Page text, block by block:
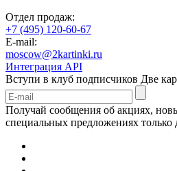
Отдел продаж:
+7 (495) 120-60-67
E-mail:
moscow@2kartinki.ru
Интеграция API
Вступи в клуб подписчиков Две
Получай сообщения об акциях,
специальных предложениях